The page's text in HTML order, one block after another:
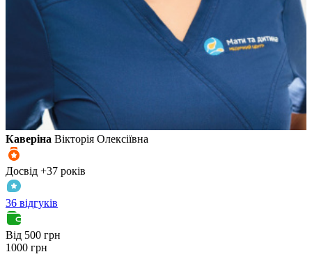
Каверіна Вікторія Олексіївна
Досвід +37 років
36 відгуків
Від 500 грн
1000 грн